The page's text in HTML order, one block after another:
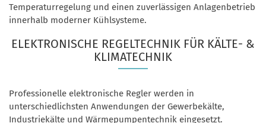
Temperaturregelung und einen zuverlässigen Anlagenbetrieb
innerhalb moderner Kühlsysteme.
ELEKTRONISCHE REGELTECHNIK FÜR KÄLTE- &
KLIMATECHNIK
Professionelle elektronische Regler werden in
unterschiedlichsten Anwendungen der Gewerbekälte,
Industriekälte und Wärmepumpentechnik eingesetzt.